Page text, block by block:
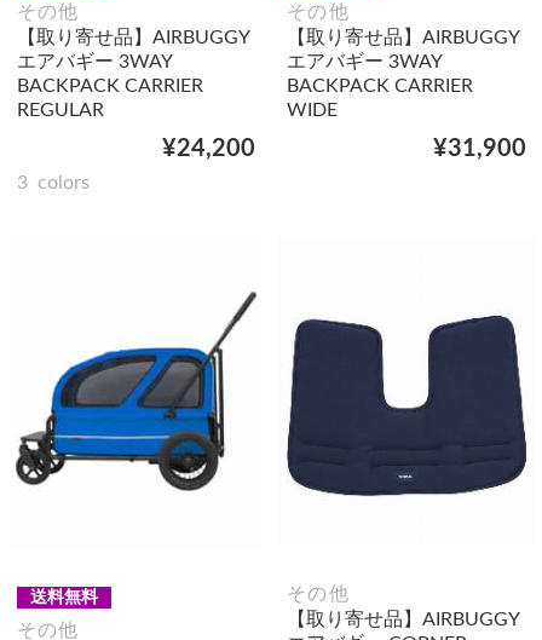
その他
【取り寄せ品】AIRBUGGY
エアバギー 3WAY
BACKPACK CARRIER
REGULAR
¥24,200
3 colors
その他
【取り寄せ品】AIRBUGGY
エアバギー 3WAY
BACKPACK CARRIER
WIDE
¥31,900
送料無料
その他
その他
【取り寄せ品】AIRBUGGY